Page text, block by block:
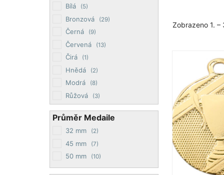
Zobrazeno 1.
více
variant.
Možnosti
lze
vybrat
na
stránce
Bílá (5)
Bronzová (29)
Černá (9)
Červená (13)
Čirá (1)
Hnědá (2)
Modrá (8)
Růžová (3)
Zelená (12)
Zlatá (99)
Žlutá (2)
Průměr Medaile
32 mm (2)
45 mm (7)
50 mm (10)